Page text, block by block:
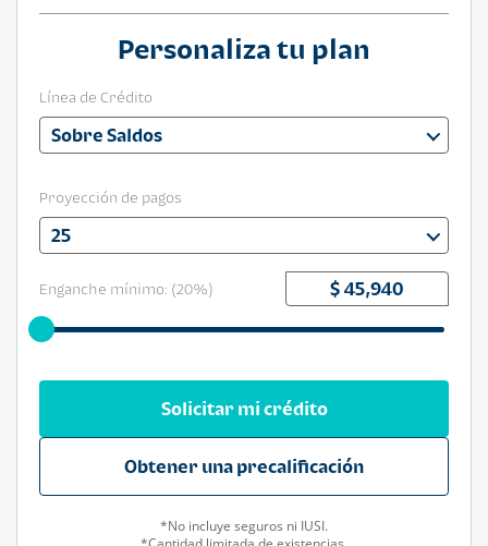
Personaliza tu plan
Línea de Crédito
Sobre Saldos
Proyección de pagos
25
Enganche mínimo: (20%)
Solicitar mi crédito
Obtener una precalificación
*No incluye seguros ni IUSI.